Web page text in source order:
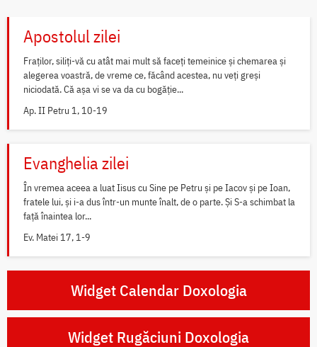
Apostolul zilei
Fraților, siliți-vă cu atât mai mult să faceți temeinice și chemarea și
alegerea voastră, de vreme ce, făcând acestea, nu veți greși
niciodată. Că așa vi se va da cu bogăție...
Ap. II Petru 1, 10-19
Evanghelia zilei
În vremea aceea a luat Iisus cu Sine pe Petru și pe Iacov și pe Ioan,
fratele lui, și i-a dus într-un munte înalt, de o parte. Și S-a schimbat la
față înaintea lor...
Ev. Matei 17, 1-9
Widget Calendar Doxologia
Widget Rugăciuni Doxologia